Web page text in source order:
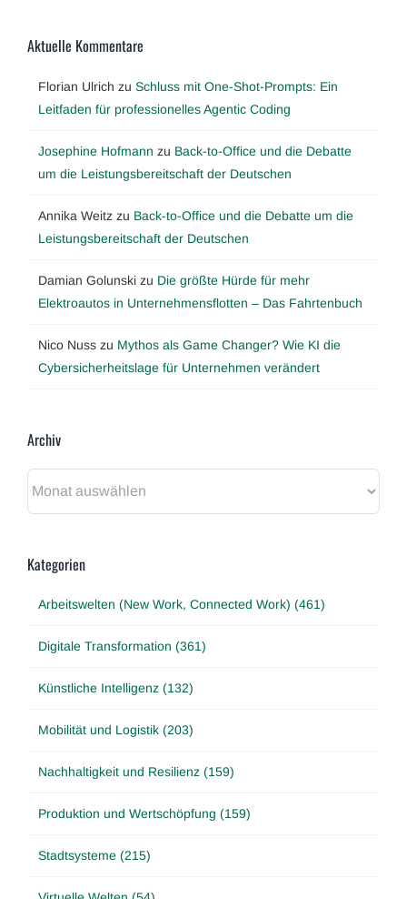
Aktuelle Kommentare
Florian Ulrich zu Schluss mit One-Shot-Prompts: Ein
Leitfaden für professionelles Agentic Coding
Josephine Hofmann zu Back-to-Office und die Debatte
um die Leistungsbereitschaft der Deutschen
Annika Weitz zu Back-to-Office und die Debatte um die
Leistungsbereitschaft der Deutschen
Damian Golunski zu Die größte Hürde für mehr
Elektroautos in Unternehmensflotten – Das Fahrtenbuch
Nico Nuss zu Mythos als Game Changer? Wie KI die
Cybersicherheitslage für Unternehmen verändert
Archiv
Kategorien
Arbeitswelten (New Work, Connected Work) (461)
Digitale Transformation (361)
Künstliche Intelligenz (132)
Mobilität und Logistik (203)
Nachhaltigkeit und Resilienz (159)
Produktion und Wertschöpfung (159)
Stadtsysteme (215)